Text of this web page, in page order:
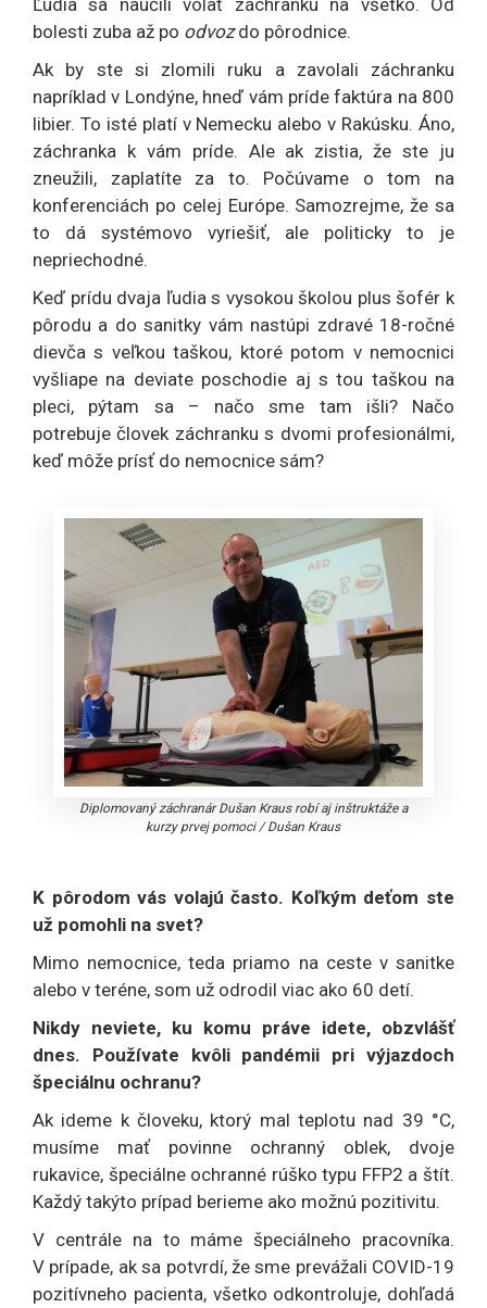
Ľudia sa naučili volať záchranku na všetko. Od
bolesti zuba až po odvozdo pôrodnice.
Ak by ste si zlomili ruku a zavolali záchranku
napríklad v Londýne, hneď vám príde faktúra na 800
libier. To isté platí v Nemecku alebo v Rakúsku. Áno,
záchranka k vám príde. Ale ak zistia, že ste ju
zneužili, zaplatíte za to. Počúvame o tom na
konferenciách po celej Európe. Samozrejme, že sa
to dá systémovo vyriešiť, ale politicky to je
nepriechodné.
Keď prídu dvaja ľudia s vysokou školou plus šofér k
pôrodu a do sanitky vám nastúpi zdravé 18-ročné
dievča s veľkou taškou, ktoré potom v nemocnici
vyšliape na deviate poschodie aj s tou taškou na
pleci, pýtam sa – načo sme tam išli? Načo
potrebuje človek záchranku s dvomi profesionálmi,
keď môže prísť do nemocnice sám?
Diplomovaný záchranár Dušan Kraus robí aj inštruktáže a
kurzy prvej pomoci/Dušan Kraus
K pôrodom vás volajú často. Koľkým deťom ste
už pomohli na svet?
Mimo nemocnice, teda priamo na ceste v sanitke
alebo v teréne, som už odrodil viac ako 60 detí.
Nikdy neviete, ku komu práve idete, obzvlášť
dnes. Používate kvôli pandémii pri výjazdoch
špeciálnu ochranu?
Ak ideme k človeku, ktorý mal teplotu nad 39 °C,
musíme mať povinne ochranný oblek, dvoje
rukavice, špeciálne ochranné rúško typu FFP2 a štít.
Každý takýto prípad berieme ako možnú pozitivitu.
V centrále na to máme špeciálneho pracovníka.
V prípade, ak sa potvrdí, že sme prevážali COVID-19
pozitívneho pacienta, všetko odkontroluje, dohľadá